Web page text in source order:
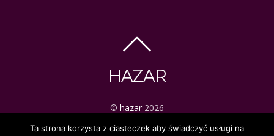
HAZAR
© hazar 2026
ezoteryka | tarot | mistyka
Ta strona korzysta z ciasteczek aby świadczyć usługi na